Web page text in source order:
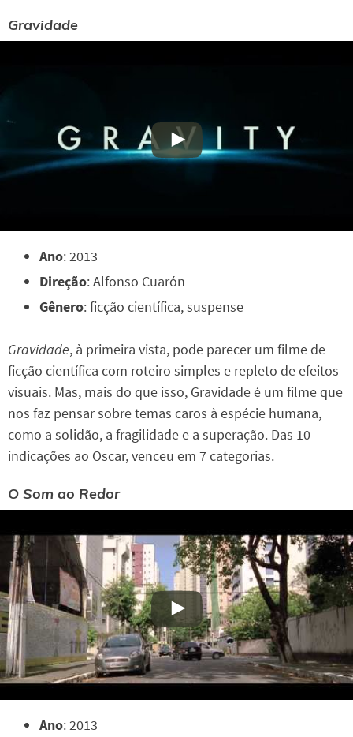
Gravidade
Ano: 2013
Direção: Alfonso Cuarón
Gênero: ficção científica, suspense
Gravidade, à primeira vista, pode parecer um filme de
ficção científica com roteiro simples e repleto de efeitos
visuais. Mas, mais do que isso, Gravidade é um filme que
nos faz pensar sobre temas caros à espécie humana,
como a solidão, a fragilidade e a superação. Das 10
indicações ao Oscar, venceu em 7 categorias.
O Som ao Redor
Ano: 2013